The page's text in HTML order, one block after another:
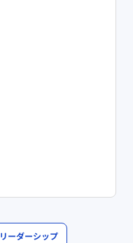
リーダーシップ